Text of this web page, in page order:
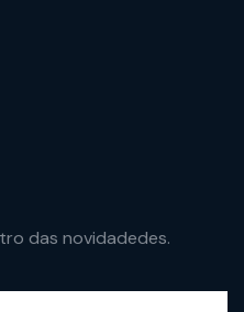
das novidadedes.